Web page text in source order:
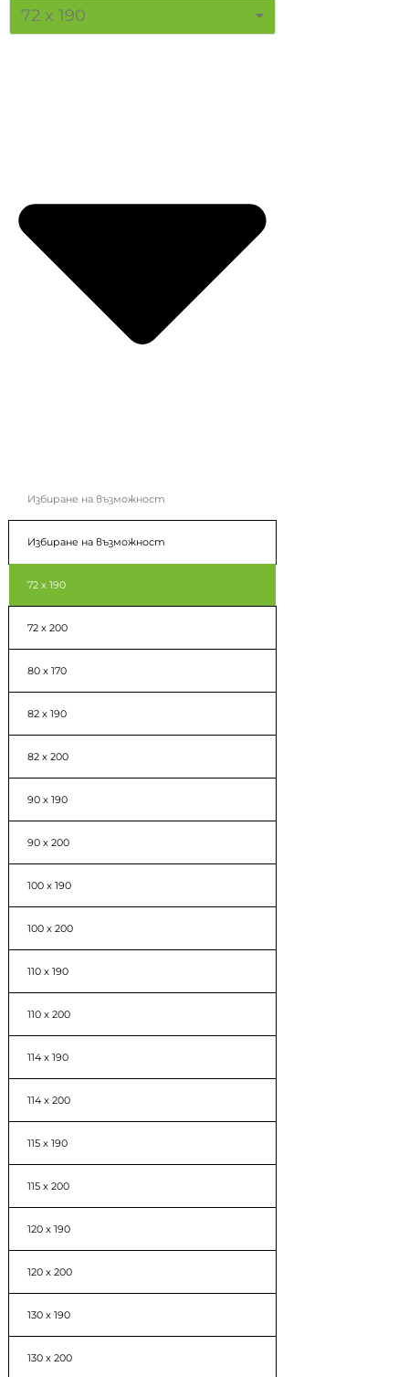
Избиране на възможност
Избиране на възможност
72 x 190
72 x 200
80 x 170
82 x 190
82 x 200
90 x 190
90 x 200
100 x 190
100 x 200
110 x 190
110 x 200
114 x 190
114 x 200
115 x 190
115 x 200
120 x 190
120 x 200
130 x 190
130 x 200